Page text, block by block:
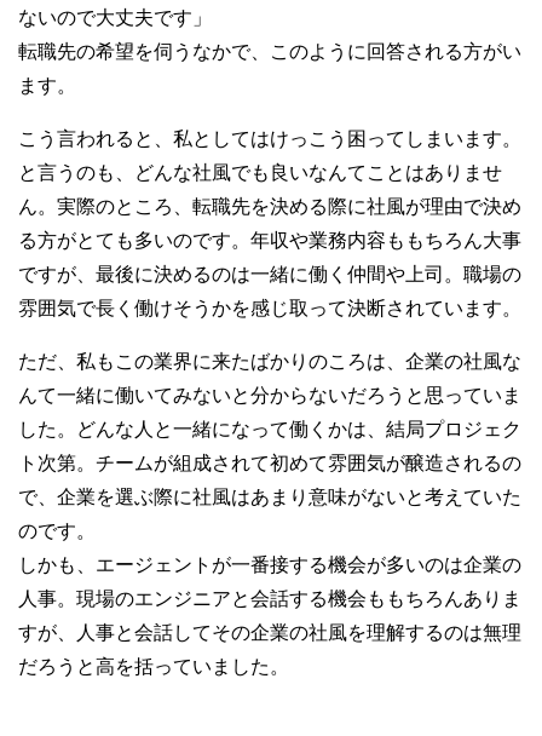
ないので大丈夫です」
転職先の希望を伺うなかで、このように回答される方がい
ます。
こう言われると、私としてはけっこう困ってしまいます。
と言うのも、どんな社風でも良いなんてことはありませ
ん。実際のところ、転職先を決める際に社風が理由で決め
る方がとても多いのです。年収や業務内容ももちろん大事
ですが、最後に決めるのは一緒に働く仲間や上司。職場の
雰囲気で長く働けそうかを感じ取って決断されています。
ただ、私もこの業界に来たばかりのころは、企業の社風な
んて一緒に働いてみないと分からないだろうと思っていま
した。どんな人と一緒になって働くかは、結局プロジェク
ト次第。チームが組成されて初めて雰囲気が醸造されるの
で、企業を選ぶ際に社風はあまり意味がないと考えていた
のです。
しかも、エージェントが一番接する機会が多いのは企業の
人事。現場のエンジニアと会話する機会ももちろんありま
すが、人事と会話してその企業の社風を理解するのは無理
だろうと高を括っていました。